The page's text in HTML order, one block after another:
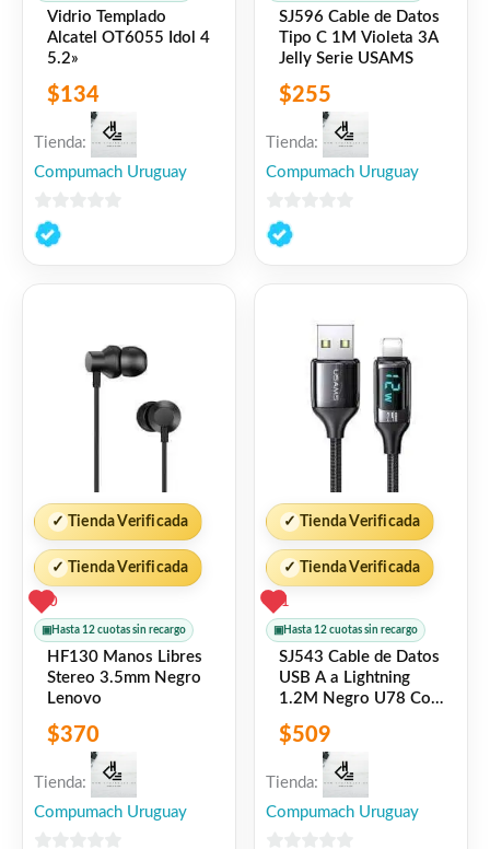
Vidrio Templado
Alcatel OT6055 Idol 4
5.2»
$134
Tienda:
Compumach Uruguay
0
de
SJ596 Cable de Datos
Tipo C 1M Violeta 3A
Jelly Serie USAMS
$255
Tienda:
Compumach Uruguay
0
de
✓ Tienda Verificada
✓ Tienda Verificada
0
▣ Hasta 12 cuotas sin recargo
HF130 Manos Libres
Stereo 3.5mm Negro
Lenovo
$370
Tienda:
Compumach Uruguay
✓ Tienda Verificada
✓ Tienda Verificada
1
▣ Hasta 12 cuotas sin recargo
SJ543 Cable de Datos
USB A a Lightning
1.2M Negro U78 Con
$509
Tienda:
Compumach Uruguay